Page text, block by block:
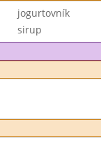
jogurtovník
sirup